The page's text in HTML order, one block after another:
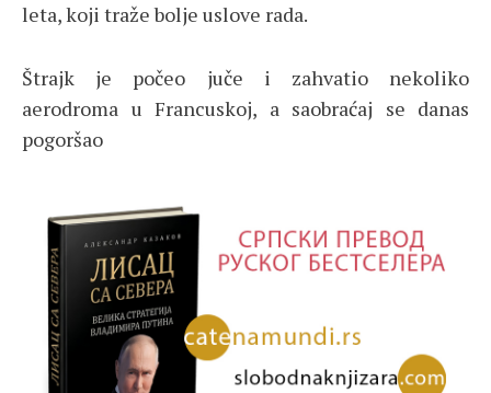
leta, koji traže bolje uslove rada.
Štrajk je počeo juče i zahvatio nekoliko
aerodroma u Francuskoj, a saobraćaj se danas
pogoršao